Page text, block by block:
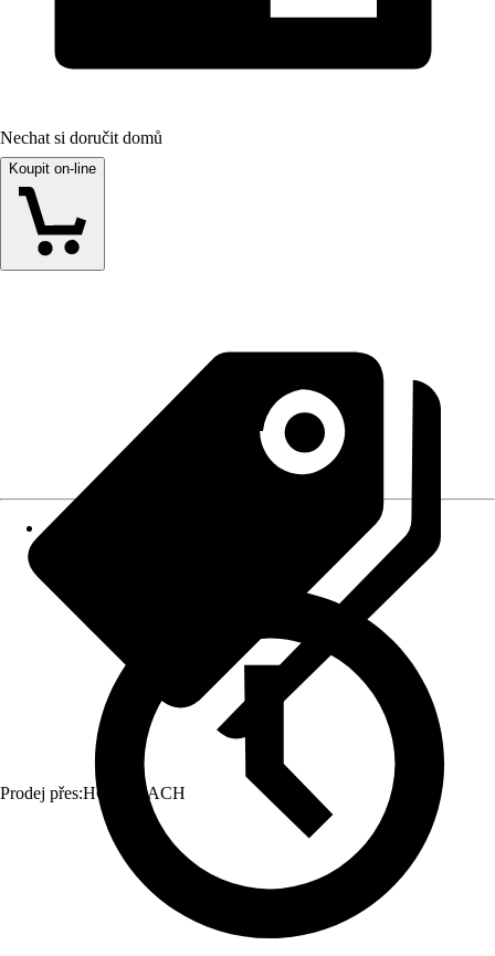
Nechat si doručit domů
Koupit on-line
Prodej přes:HORNBACH